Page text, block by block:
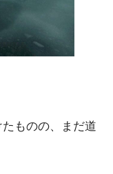
ものの、まだ道